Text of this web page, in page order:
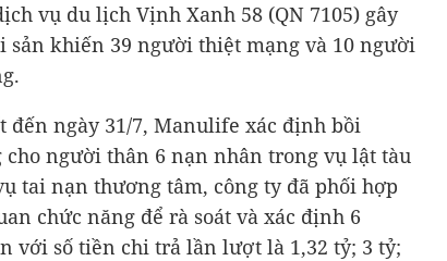
vụ du lịch Vịnh Xanh 58 (QN 7105) gây
sản khiến 39 người thiệt mạng và 10 người
đến ngày 31/7, Manulife xác định bồi
cho người thân 6 nạn nhân trong vụ lật tàu
tai nạn thương tâm, công ty đã phối hợp
chức năng để rà soát và xác định 6
với số tiền chi trả lần lượt là 1,32 tỷ; 3 tỷ;